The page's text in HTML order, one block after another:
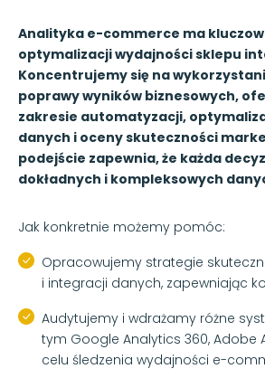
Analityka e-commerce ma
optymalizacji wydajności sklepu
Koncentrujemy się na
poprawy wyników biznesowych,
zakresie automatyzacji,
danych i oceny skuteczności
podejście zapewnia, że każda
dokładnych i kompleksowych
Jak konkretnie możemy pomóc:
Opracowujemy strategie
i integracji danych, zapewniając
Audytujemy i wdrażamy różne
tym Google Analytics 360, Adobe
celu śledzenia wydajności e-